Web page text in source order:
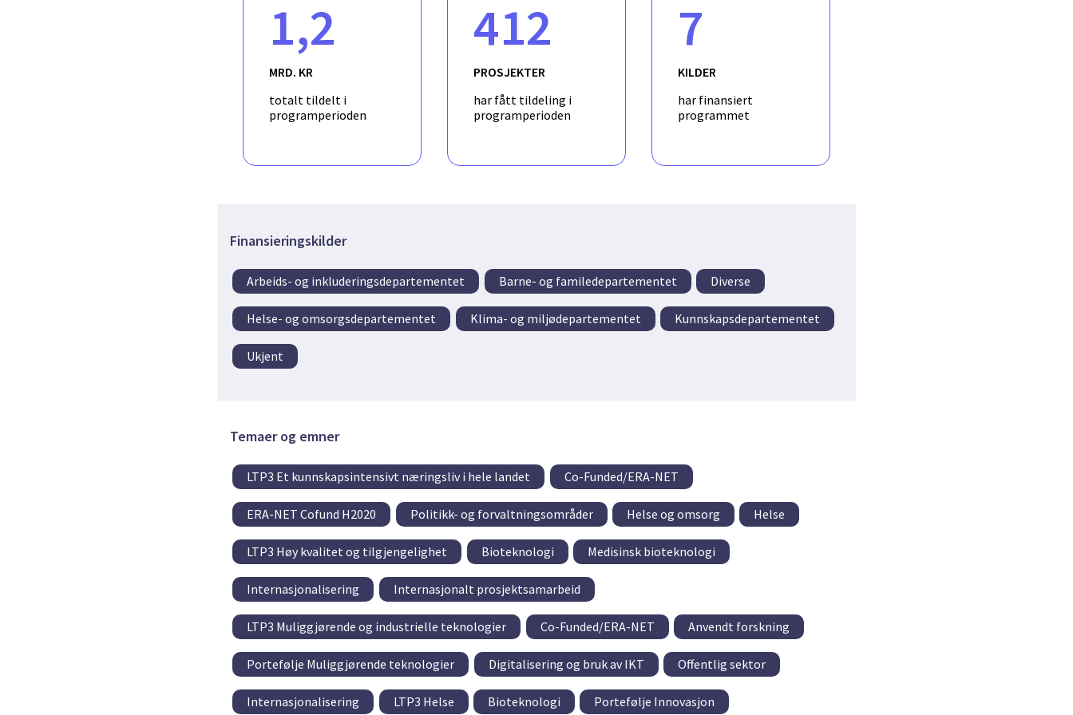
pharmaceutical companies with drug development for CLL, both in product development and when deciding
trial endpoints. CLL-OUTCOME will be carried out as a collaborative effort including clinical, molecular,
computational, and health economic research groups. It will benefit from the transnational consortium,
The consortium is interdisciplinary, reflecting the complex process of developing and implementing new
1,2
MRD. KR
totalt tildelt i
programperioden
412
PROSJEKTER
har fått tildeling i
programperioden
7
KILDER
har finansiert
programmet
Finansieringskilder
Arbeids- og inkluderingsdepartementet Barne- og familedepartementet Diverse
Helse- og omsorgsdepartementet Klima- og miljødepartementet Kunnskapsdepartementet
Ukjent
Temaer og emner
LTP3 Et kunnskapsintensivt næringsliv i hele landet Co-Funded/ERA-NET
ERA-NET Cofund H2020 Politikk- og forvaltningsområder Helse og omsorg Helse
LTP3 Høy kvalitet og tilgjengelighet Bioteknologi Medisinsk bioteknologi
Internasjonalisering Internasjonalt prosjektsamarbeid
LTP3 Muliggjørende og industrielle teknologier Co-Funded/ERA-NET Anvendt forskning
Portefølje Muliggjørende teknologier Digitalisering og bruk av IKT Offentlig sektor
Internasjonalisering LTP3 Helse Bioteknologi Portefølje Innovasjon